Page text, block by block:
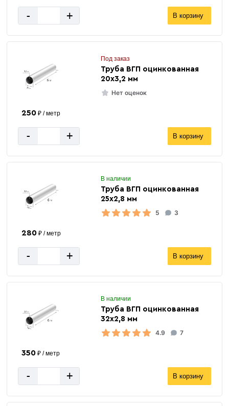
- + В корзину
Под заказ
Труба ВГП оцинкованная
20х3,2 мм
Нет оценок
250 ₽ / метр
- + В корзину
В наличии
Труба ВГП оцинкованная
25х2,8 мм
5
3
280 ₽ / метр
- + В корзину
В наличии
Труба ВГП оцинкованная
32х2,8 мм
4.9
7
350 ₽ / метр
- + В корзину